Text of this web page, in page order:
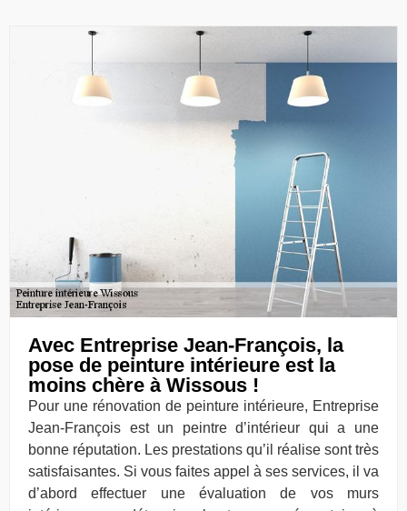
Avec Entreprise Jean-François, la
pose de peinture intérieure est la
moins chère à Wissous !
Pour une rénovation de peinture intérieure, Entreprise
Jean-François est un peintre d’intérieur qui a une
bonne réputation. Les prestations qu’il réalise sont très
satisfaisantes. Si vous faites appel à ses services, il va
d’abord effectuer une évaluation de vos murs